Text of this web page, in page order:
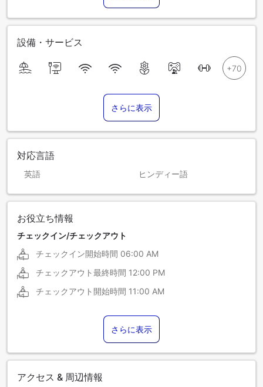
設備・サービス
さらに表示
対応言語
英語 ヒンディー語
お役立ち情報
チェックイン/チェックアウト
チェックイン開始時間 06:00 AM
チェックアウト最終時間 12:00 PM
チェックアウト開始時間 11:00 AM
さらに表示
アクセス & 周辺情報